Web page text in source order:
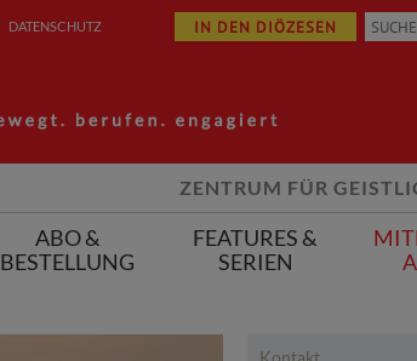
IN DEN DIÖZESEN
DATENSCHUTZ
ZENTRUM FÜR
ABO &
BESTELLUNG
FEATURES &
SERIEN
Kontakt